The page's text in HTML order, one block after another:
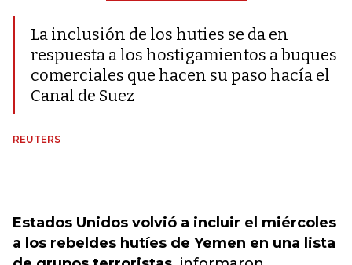
La inclusión de los huties se da en
respuesta a los hostigamientos a buques
comerciales que hacen su paso hacía el
Canal de Suez
REUTERS
Estados Unidos volvió a incluir el miércoles
a los rebeldes hutíes de Yemen en una lista